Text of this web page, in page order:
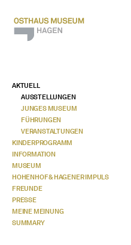
AKTUELL
AUSSTELLUNGEN
JUNGES MUSEUM
FÜHRUNGEN
VERANSTALTUNGEN
KINDERPROGRAMM
INFORMATION
MUSEUM
HOHENHOF & HAGENER IMPULS
FREUNDE
PRESSE
MEINE MEINUNG
SUMMARY